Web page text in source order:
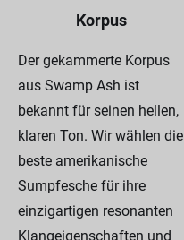
Korpus
Der gekammerte Korpus
aus Swamp Ash ist
bekannt für seinen hellen,
klaren Ton. Wir wählen die
beste amerikanische
Sumpfesche für ihre
einzigartigen resonanten
Klangeigenschaften und